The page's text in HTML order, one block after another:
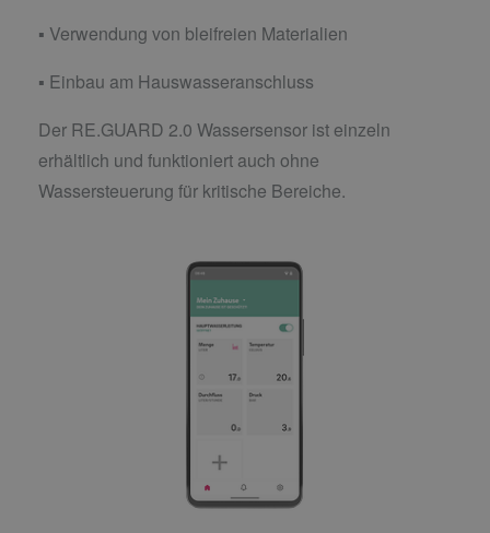
▪ Verwendung von bleifreien Materialien
▪ Einbau am Hauswasseranschluss
Der RE.GUARD 2.0 Wassersensor ist einzeln
erhältlich und funktioniert auch ohne
Wassersteuerung für kritische Bereiche.